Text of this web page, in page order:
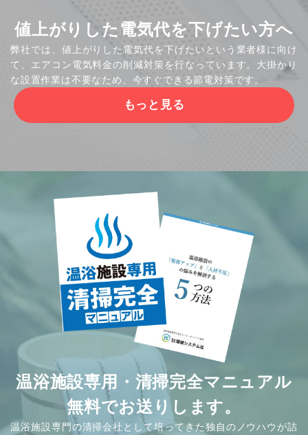
値上がりした電気代を下げたい方へ
弊社では、値上がりした電気代を下げたいという業者様に向け
て、エアコン電気料金の削減対策を行なっています。大掛かり
な設置作業は不要なため、今すぐできる節電対策です。
もっと見る
温浴施設専用・清掃完全マニュアル
無料でお送りします。
温浴施設専門の清掃会社として培ってきた独自のノウハウが詰